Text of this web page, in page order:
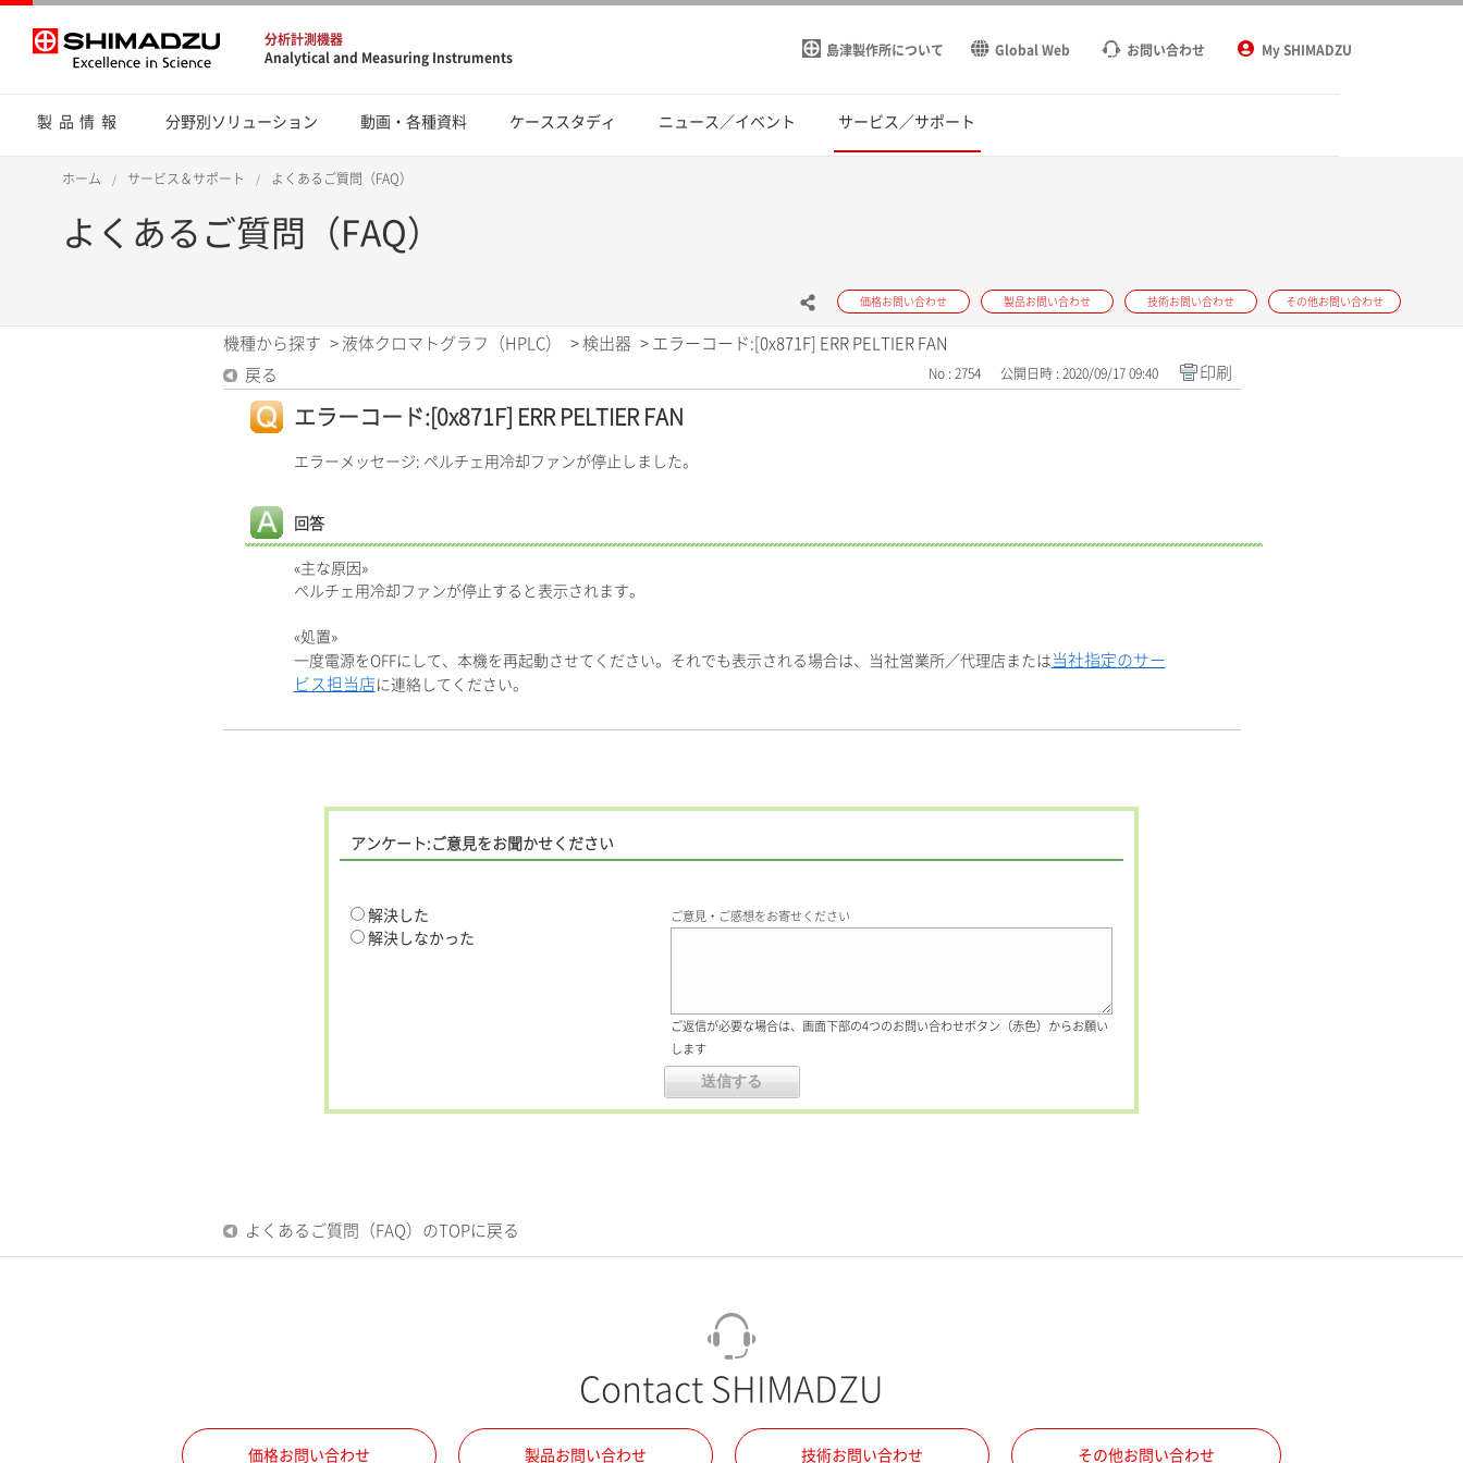
分析計測機器
Analytical and Measuring Instruments
島津製作所について Global Web お問い合わせ My SHIMADZU
製品情報 分野別ソリューション 動画・各種資料 ケーススタディ ニュース／イベント サービス／サポート
ホーム サービス＆サポート よくあるご質問（FAQ）
よくあるご質問（FAQ）
価格お問い合わせ 製品お問い合わせ 技術お問い合わせ その他お問い合わせ
機種から探す > 液体クロマトグラフ（HPLC） > 検出器 > エラーコード:[0x871F] ERR PELTIER FAN
戻る
No : 2754 公開日時 : 2020/09/17 09:40 印刷
エラーコード:[0x871F] ERR PELTIER FAN
エラーメッセージ: ペルチェ用冷却ファンが停止しました。
回答
«主な原因»
ペルチェ用冷却ファンが停止すると表示されます。
«処置»
一度電源をOFFにして、本機を再起動させてください。それでも表示される場合は、当社営業所／代理店または 当社指定のサー
ビス担当店に連絡してください。
アンケート:ご意見をお聞かせください
解決した
解決しなかった
ご意見・ご感想をお寄せください
ご返信が必要な場合は、画面下部の4つのお問い合わせボタン（赤色）からお願い
します
よくあるご質問（FAQ）のTOPに戻る
Contact SHIMADZU
価格お問い合わせ 製品お問い合わせ 技術お問い合わせ その他お問い合わせ